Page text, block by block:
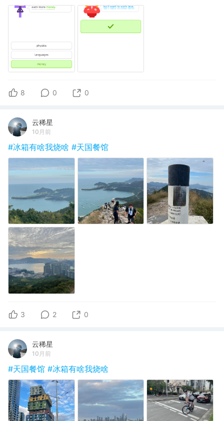
8 0 0
云稀星
10月前
#冰箱有啥我烧啥 #天国餐馆
3 2 0
云稀星
10月前
#天国餐馆 #冰箱有啥我烧啥